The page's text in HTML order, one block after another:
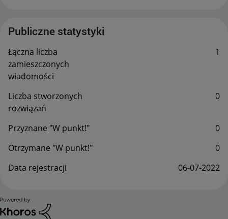
Publiczne statystyki
Łączna liczba
zamieszczonych
wiadomości
1
Liczba stworzonych
rozwiązań
0
Przyznane "W punkt!"
0
Otrzymane "W punkt!"
0
Data rejestracji
‎06-07-2022